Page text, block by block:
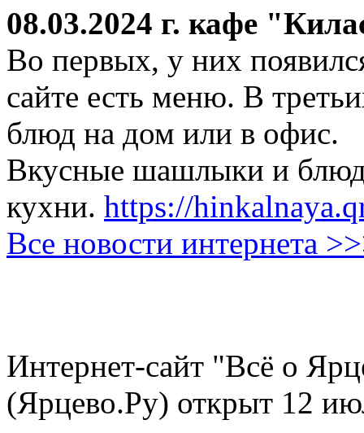
08.03.2024 г. кафе
Во первых, у них
сайте есть меню. В
блюд на дом или в офис.
Вкусные шашлыки и
кухни. https://
Все новости интернета
Интернет-сайт "Всё о
(Ярцево.Ру) открыт 12